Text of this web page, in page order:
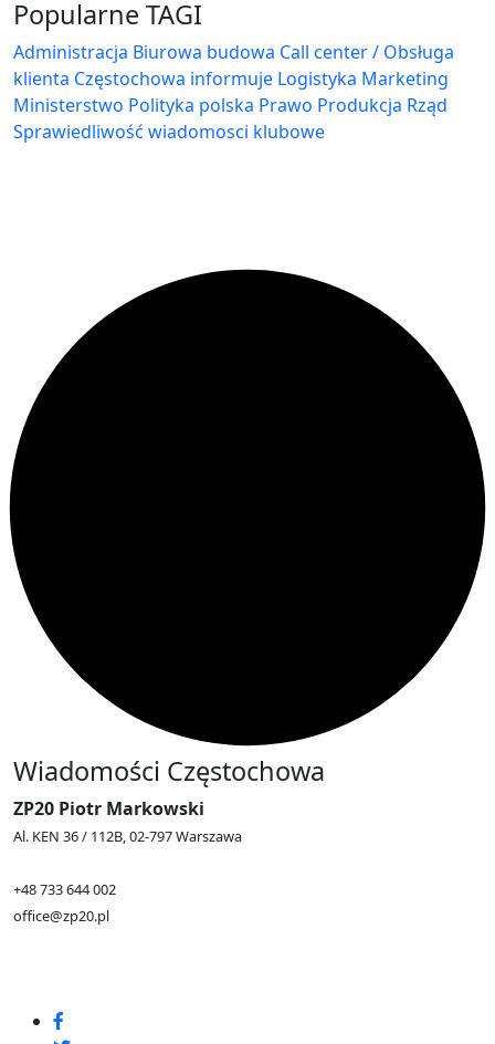
Popularne TAGI
Administracja Biurowa budowa Call center / Obsługa
klienta Częstochowa informuje Logistyka Marketing
Ministerstwo Polityka polska Prawo Produkcja Rząd
Sprawiedliwość wiadomosci klubowe
Wiadomości Częstochowa
ZP20 Piotr Markowski
Al. KEN 36 / 112B, 02-797 Warszawa
+48 733 644 002
office@zp20.pl